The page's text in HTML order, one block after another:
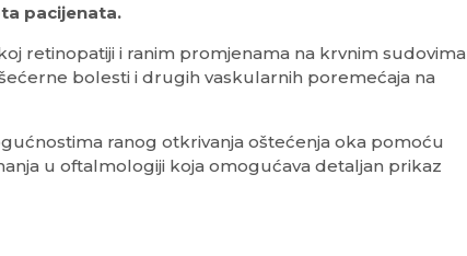
pacijenata.
retinopatiji i ranim promjenama na krvnim sudovima
bolesti i drugih vaskularnih poremećaja na
ranog otkrivanja oštećenja oka pomoću
u oftalmologiji koja omogućava detaljan prikaz